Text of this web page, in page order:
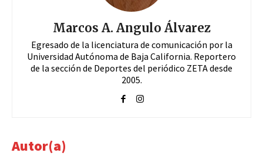
Marcos A. Angulo Álvarez
Egresado de la licenciatura de comunicación por la
Universidad Autónoma de Baja California. Reportero
de la sección de Deportes del periódico ZETA desde
2005.
Autor(a)